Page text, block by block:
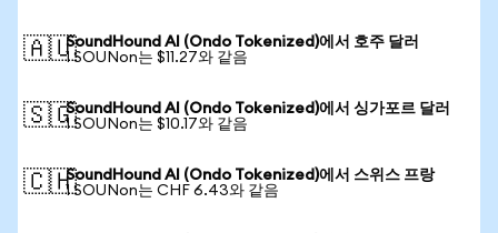
🇦🇺SoundHound AI (Ondo Tokenized)에서 호주 달러
1 SOUNon는 $11.27와 같음
🇸🇬SoundHound AI (Ondo Tokenized)에서 싱가포르 달러
1 SOUNon는 $10.17와 같음
🇨🇭SoundHound AI (Ondo Tokenized)에서 스위스 프랑
1 SOUNon는 CHF 6.43와 같음